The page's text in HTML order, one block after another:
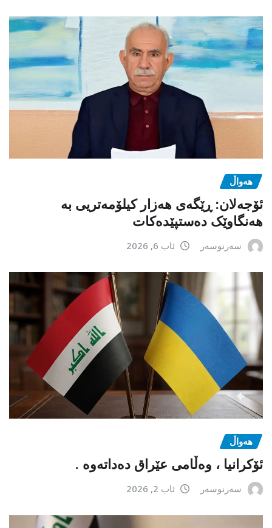
هەواڵ
ئۆجەلان: ڕێگەی هەزار کیلۆمەتریی بە
هەنگاوێک دەستپێدەکات
سەرنوسەر ئاب 6, 2026
هەواڵ
ئۆکرانیا ، وەڵامی عێراق دەداتەوە .
سەرنوسەر ئاب 2, 2026